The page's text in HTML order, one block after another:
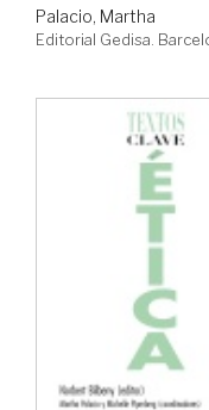
Palacio, Martha
Editorial Gedisa.